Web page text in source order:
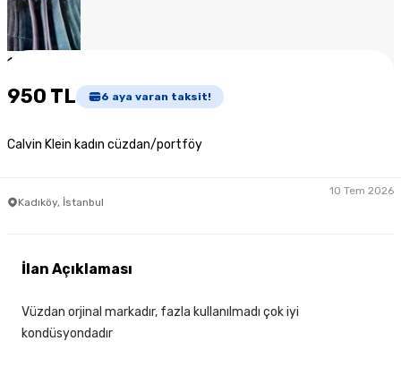
1
950 TL 6 aya varan taksit!
Calvin Klein kadın cüzdan/portföy
Kadıköy, İstanbul
10 Tem 2026
İlan Açıklaması
Vüzdan orjinal markadır, fazla kullanılmadı çok iyi
kondüsyondadır